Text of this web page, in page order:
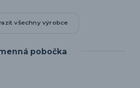
všechny výrobce
pobočka